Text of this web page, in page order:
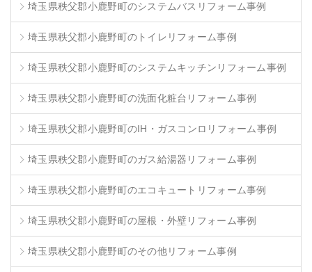
埼玉県秩父郡小鹿野町のシステムバスリフォーム事例
埼玉県秩父郡小鹿野町のトイレリフォーム事例
埼玉県秩父郡小鹿野町のシステムキッチンリフォーム事例
埼玉県秩父郡小鹿野町の洗面化粧台リフォーム事例
埼玉県秩父郡小鹿野町のIH・ガスコンロリフォーム事例
埼玉県秩父郡小鹿野町のガス給湯器リフォーム事例
埼玉県秩父郡小鹿野町のエコキュートリフォーム事例
埼玉県秩父郡小鹿野町の屋根・外壁リフォーム事例
埼玉県秩父郡小鹿野町のその他リフォーム事例